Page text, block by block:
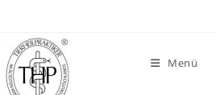
Menü